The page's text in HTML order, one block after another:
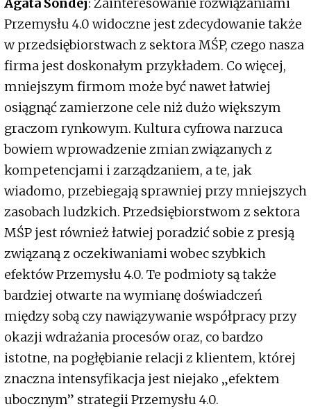
Przemysłu 4.0 widoczne jest zdecydowanie także
w przedsiębiorstwach z sektora MŚP, czego nasza
firma jest doskonałym przykładem. Co więcej,
mniejszym firmom może być nawet łatwiej
osiągnąć zamierzone cele niż dużo większym
graczom rynkowym. Kultura cyfrowa narzuca
bowiem wprowadzenie zmian związanych z
kompetencjami i zarządzaniem, a te, jak
wiadomo, przebiegają sprawniej przy mniejszych
zasobach ludzkich. Przedsiębiorstwom z sektora
MŚP jest również łatwiej poradzić sobie z presją
związaną z oczekiwaniami wobec szybkich
efektów Przemysłu 4.0. Te podmioty są także
bardziej otwarte na wymianę doświadczeń
między sobą czy nawiązywanie współpracy przy
okazji wdrażania procesów oraz, co bardzo
istotne, na pogłębianie relacji z klientem, której
znaczna intensyfikacja jest niejako „efektem
ubocznym” strategii Przemysłu 4.0.